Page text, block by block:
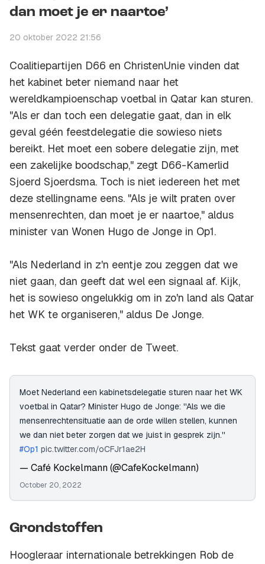
dan moet je er naartoe’
20 oktober 2022 21:56
Coalitiepartijen D66 en ChristenUnie vinden dat
het kabinet beter niemand naar het
wereldkampioenschap voetbal in Qatar kan sturen.
"Als er dan toch een delegatie gaat, dan in elk
geval géén feestdelegatie die sowieso niets
bereikt. Het moet een sobere delegatie zijn, met
een zakelijke boodschap," zegt D66-Kamerlid
Sjoerd Sjoerdsma. Toch is niet iedereen het met
deze stellingname eens. "Als je wilt praten over
mensenrechten, dan moet je er naartoe," aldus
minister van Wonen Hugo de Jonge in Op1.
"Als Nederland in z'n eentje zou zeggen dat we
niet gaan, dan geeft dat wel een signaal af. Kijk,
het is sowieso ongelukkig om in zo'n land als Qatar
het WK te organiseren," aldus De Jonge.
Tekst gaat verder onder de Tweet.
Moet Nederland een kabinetsdelegatie sturen naar het WK
voetbal in Qatar? Minister Hugo de Jonge: ''Als we die
mensenrechtensituatie aan de orde willen stellen, kunnen
we dan niet beter zorgen dat we juist in gesprek zijn.''
#Op1 pic.twitter.com/oCFJr1ae2H
— Café Kockelmann (@CafeKockelmann)
October 20, 2022
Grondstoffen
Hoogleraar internationale betrekkingen Rob de